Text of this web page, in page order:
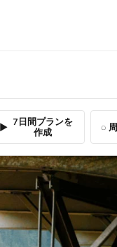
7日間プランを
作成